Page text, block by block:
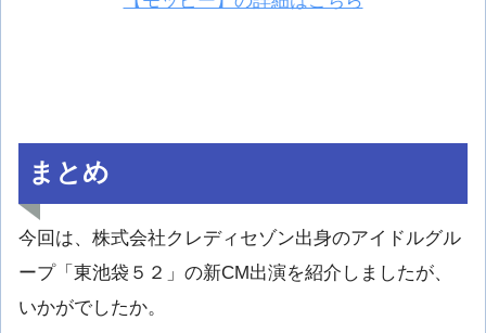
まとめ
今回は、株式会社クレディセゾン出身のアイドルグル
ープ「東池袋５２」の新CM出演を紹介しましたが、
いかがでしたか。